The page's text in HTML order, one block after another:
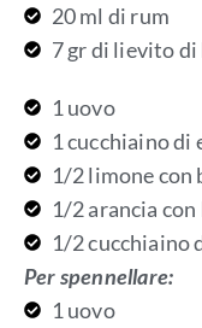
20 ml di rum
7 gr di lievito
1 uovo
1 cucchiaino
1/2 limone con
1/2 arancia
1/2 cucchiaino
Per spennellare:
1 uovo